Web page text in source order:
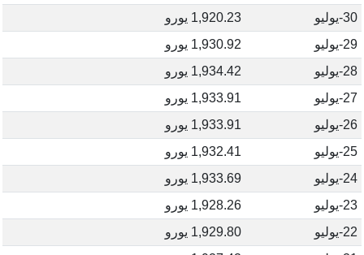
30-يوليو
1,920.23 يورو
29-يوليو
1,930.92 يورو
28-يوليو
1,934.42 يورو
27-يوليو
1,933.91 يورو
26-يوليو
1,933.91 يورو
25-يوليو
1,932.41 يورو
24-يوليو
1,933.69 يورو
23-يوليو
1,928.26 يورو
22-يوليو
1,929.80 يورو